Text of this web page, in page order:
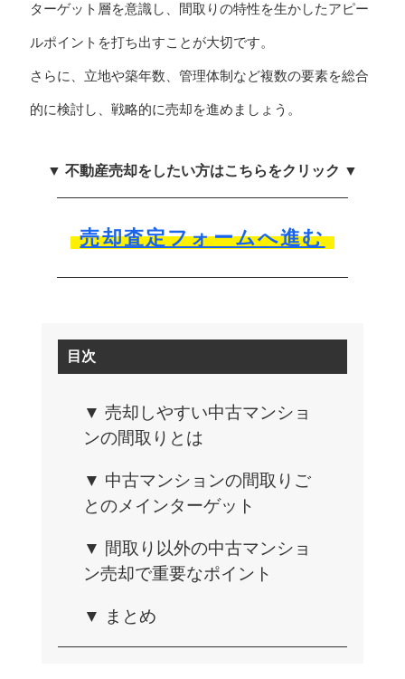
ターゲット層を意識し、間取りの特性を生かしたアピー
ルポイントを打ち出すことが大切です。
さらに、立地や築年数、管理体制など複数の要素を総合
的に検討し、戦略的に売却を進めましょう。
▼ 不動産売却をしたい方はこちらをクリック ▼
売却査定フォームへ進む
目次
▼ 売却しやすい中古マンショ
ンの間取りとは
▼ 中古マンションの間取りご
とのメインターゲット
▼ 間取り以外の中古マンショ
ン売却で重要なポイント
▼ まとめ